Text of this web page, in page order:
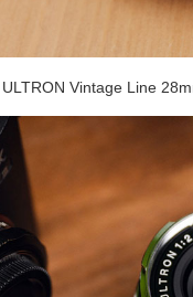
ULTRON Vintage Line